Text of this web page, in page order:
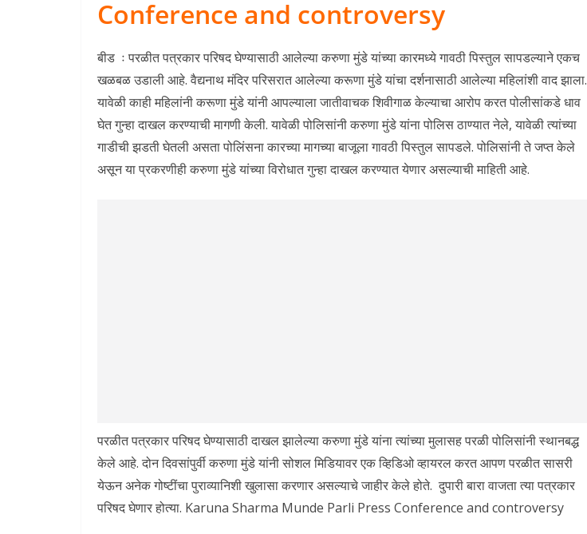
Conference and controversy
बीड ः परळीत पत्रकार परिषद घेण्यासाठी आलेल्या करुणा मुंडे यांच्या कारमध्ये गावठी पिस्तुल सापडल्याने एकच
खळबळ उडाली आहे. वैद्यनाथ मंदिर परिसरात आलेल्या करूणा मुंडे यांचा दर्शनासाठी आलेल्या महिलांशी वाद झाला.
यावेळी काही महिलांनी करूणा मुंडे यांनी आपल्याला जातीवाचक शिवीगाळ केल्याचा आरोप करत पोलीसांकडे धाव
घेत गुन्हा दाखल करण्याची मागणी केली. यावेळी पोलिसांनी करुणा मुंडे यांना पोलिस ठाण्यात नेले, यावेळी त्यांच्या
गाडीची झडती घेतली असता पोलिंसना कारच्या मागच्या बाजूला गावठी पिस्तुल सापडले. पोलिसांनी ते जप्त केले
असून या प्रकरणीही करुणा मुंडे यांच्या विरोधात गुन्हा दाखल करण्यात येणार असल्याची माहिती आहे.
परळीत पत्रकार परिषद घेण्यासाठी दाखल झालेल्या करुणा मुंडे यांना त्यांच्या मुलासह परळी पोलिसांनी स्थानबद्ध
केले आहे. दोन दिवसांपुर्वी करुणा मुंडे यांनी सोशल मिडियावर एक व्हिडिओ व्हायरल करत आपण परळीत सासरी
येऊन अनेक गोष्टींचा पुराव्यानिशी खुलासा करणार असल्याचे जाहीर केले होते. दुपारी बारा वाजता त्या पत्रकार
परिषद घेणार होत्या. Karuna Sharma Munde Parli Press Conference and controversy